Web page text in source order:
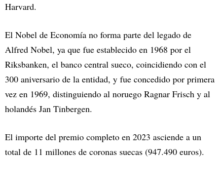
Harvard.
El Nobel de Economía no forma parte del legado de
Alfred Nobel, ya que fue establecido en 1968 por el
Riksbanken, el banco central sueco, coincidiendo con el
300 aniversario de la entidad, y fue concedido por primera
vez en 1969, distinguiendo al noruego Ragnar Frisch y al
holandés Jan Tinbergen.
El importe del premio completo en 2023 asciende a un
total de 11 millones de coronas suecas (947.490 euros).